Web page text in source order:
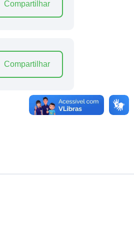
Compartilhar
Compartilhar